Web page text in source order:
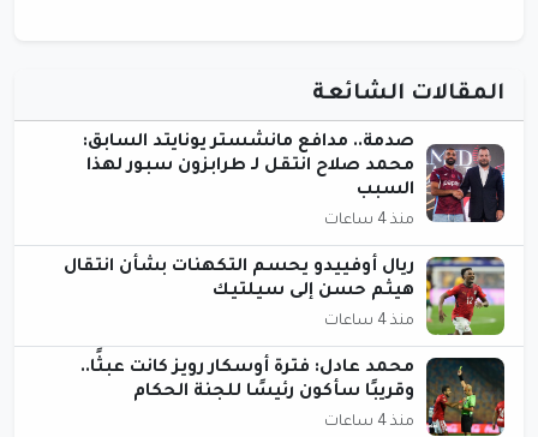
المقالات الشائعة
صدمة.. مدافع مانشستر يونايتد السابق:
محمد صلاح انتقل لـ طرابزون سبور لهذا
السبب
منذ 4 ساعات
ريال أوفييدو يحسم التكهنات بشأن انتقال
هيثم حسن إلى سيلتيك
منذ 4 ساعات
محمد عادل: فترة أوسكار رويز كانت عبثًا..
وقريبًا سأكون رئيسًا للجنة الحكام
منذ 4 ساعات